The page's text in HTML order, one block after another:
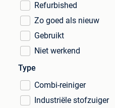
Refurbished
Zo goed als nieuw
Gebruikt
Niet werkend
Type
Combi-reiniger
Industriële stofzuiger